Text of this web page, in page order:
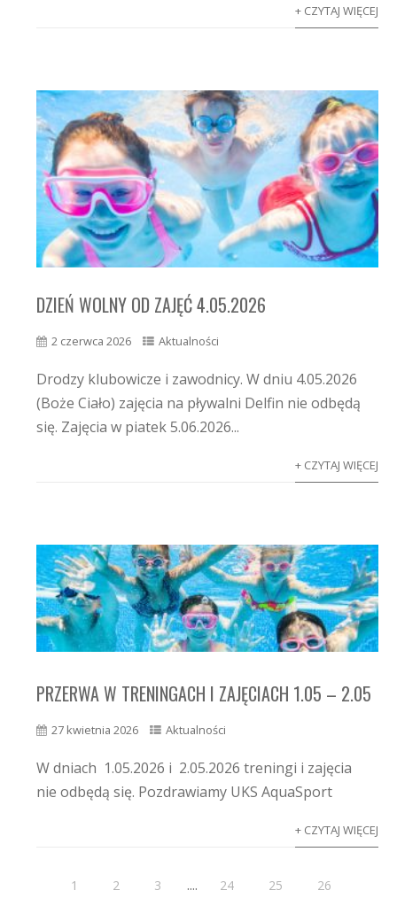
+ CZYTAJ WIĘCEJ
DZIEŃ WOLNY OD ZAJĘĆ 4.05.2026
2 czerwca 2026 Aktualności
Drodzy klubowicze i zawodnicy. W dniu 4.05.2026
(Boże Ciało) zajęcia na pływalni Delfin nie odbędą
się. Zajęcia w piatek 5.06.2026...
+ CZYTAJ WIĘCEJ
PRZERWA W TRENINGACH I ZAJĘCIACH 1.05 – 2.05
27 kwietnia 2026 Aktualności
W dniach 1.05.2026 i 2.05.2026 treningi i zajęcia
nie odbędą się. Pozdrawiamy UKS AquaSport
+ CZYTAJ WIĘCEJ
1 2 3 .... 24 25 26